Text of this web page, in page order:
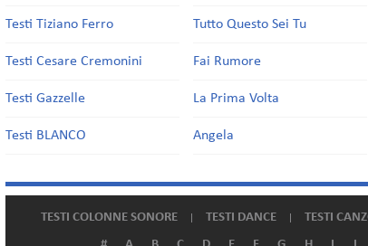
Testi Tiziano Ferro
Testi Cesare Cremonini
Testi Gazzelle
Testi BLANCO
Tutto Questo Sei Tu
Fai Rumore
La Prima Volta
Angela
TESTI COLONNE SONORE TESTI DANCE TESTI